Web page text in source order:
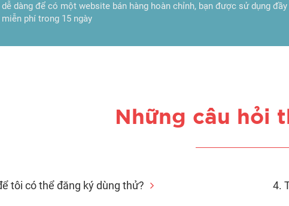
dàng để có một website bán hàng hoàn chỉnh, bạn được sử dụng
phí trong 15 ngày
Những câu hỏi
tôi có thể đăng ký dùng thử? 4.